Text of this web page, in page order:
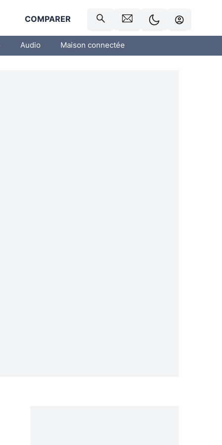
COMPARER
Audio Maison connectée